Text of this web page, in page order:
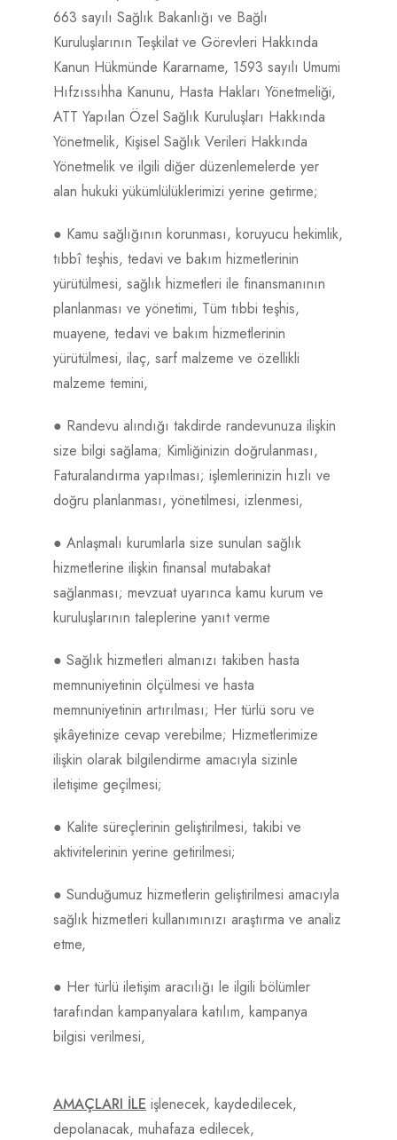
663 sayılı Sağlık Bakanlığı ve Bağlı
Kuruluşlarının Teşkilat ve Görevleri Hakkında
Kanun Hükmünde Kararname, 1593 sayılı Umumi
Hıfzıssıhha Kanunu, Hasta Hakları Yönetmeliği,
ATT Yapılan Özel Sağlık Kuruluşları Hakkında
Yönetmelik, Kişisel Sağlık Verileri Hakkında
Yönetmelik ve ilgili diğer düzenlemelerde yer
alan hukuki yükümlülüklerimizi yerine getirme;
● Kamu sağlığının korunması, koruyucu hekimlik,
tıbbî teşhis, tedavi ve bakım hizmetlerinin
yürütülmesi, sağlık hizmetleri ile finansmanının
planlanması ve yönetimi, Tüm tıbbi teşhis,
muayene, tedavi ve bakım hizmetlerinin
yürütülmesi, ilaç, sarf malzeme ve özellikli
malzeme temini,
● Randevu alındığı takdirde randevunuza ilişkin
size bilgi sağlama; Kimliğinizin doğrulanması,
Faturalandırma yapılması; işlemlerinizin hızlı ve
doğru planlanması, yönetilmesi, izlenmesi,
● Anlaşmalı kurumlarla size sunulan sağlık
hizmetlerine ilişkin finansal mutabakat
sağlanması; mevzuat uyarınca kamu kurum ve
kuruluşlarının taleplerine yanıt verme
● Sağlık hizmetleri almanızı takiben hasta
memnuniyetinin ölçülmesi ve hasta
memnuniyetinin artırılması; Her türlü soru ve
şikâyetinize cevap verebilme; Hizmetlerimize
ilişkin olarak bilgilendirme amacıyla sizinle
iletişime geçilmesi;
● Kalite süreçlerinin geliştirilmesi, takibi ve
aktivitelerinin yerine getirilmesi;
● Sunduğumuz hizmetlerin geliştirilmesi amacıyla
sağlık hizmetleri kullanımınızı araştırma ve analiz
etme,
● Her türlü iletişim aracılığı le ilgili bölümler
tarafından kampanyalara katılım, kampanya
bilgisi verilmesi,
AMAÇLARI İLE işlenecek, kaydedilecek,
depolanacak, muhafaza edilecek,